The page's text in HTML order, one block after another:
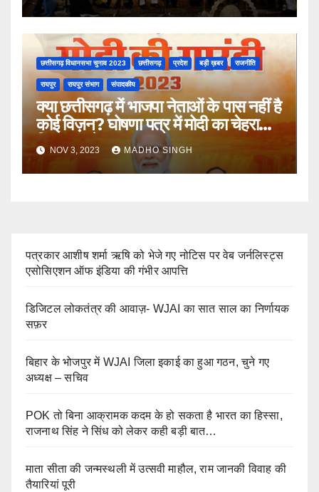
छत्तीसगढ़ विधानसभा चुनाव 2023 छत्तीसगढ़ प्रदेश बड़ी ख़बर राजनीति
रायपुर रायपुर संभाग संपादकीय
क्या छत्तीसगढ़ में भाजपा नेताओं के पास नहीं है
कोई विज़न? घोषणा पत्र में मोदी का चेहरा
किया सामने!
NOV 3, 2023 MADHO SINGH
पत्रकार आशीष शर्मा ऋषि को भेजे गए नोटिस पर वेब जर्नलिस्ट्स
एसोसिएशन ऑफ इंडिया की गंभीर आपत्ति
डिजिटल लोकतंत्र की आवाज़- WJAI का सात साल का निर्णायक
सफ़र
बिहार के भोजपुर में WJAI जिला इकाई का हुआ गठन, चुने गए
अध्यक्ष – सचिव
POK तो बिना आक्रामक कदम के हो सकता है भारत का हिस्सा,
राजनाथ सिंह ने सिंध को लेकर कही बड़ी बात…
माता सीता की जन्मस्थली में उत्सवी माहौल, राम जानकी विवाह की
तैयारियां पूरी